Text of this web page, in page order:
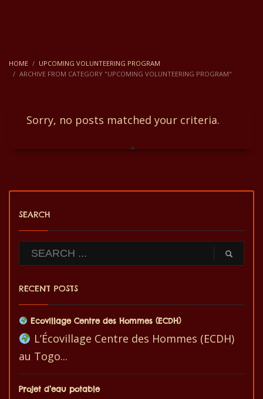
HOME
UPCOMING VOLUNTEERING PROGRAM
ARCHIVE FROM CATEGORY "UPCOMING VOLUNTEERING PROGRAM"
Sorry, no posts matched your criteria.
SEARCH
RECENT POSTS
Ecovillage Centre des Hommes (ECDH)
L’Écovillage Centre des Hommes (ECDH)
au Togo...
Projet d’eau potable